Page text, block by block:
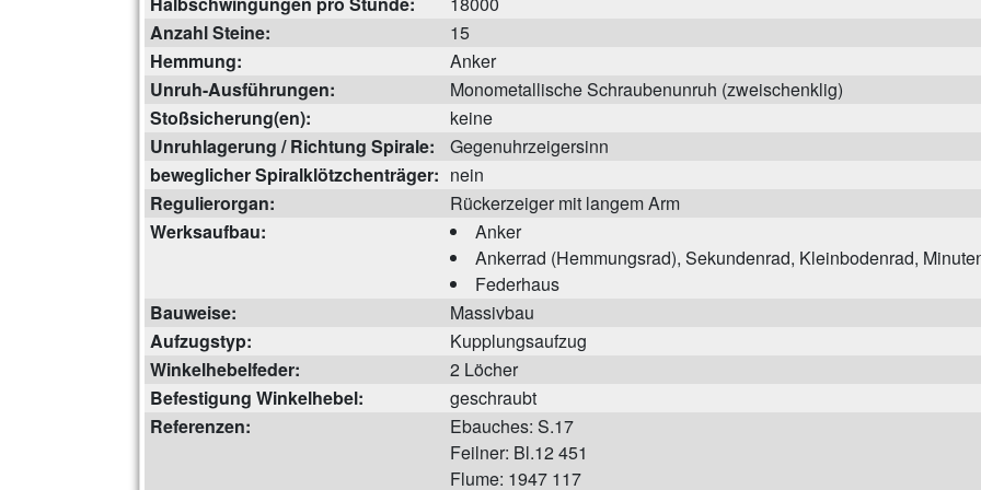
Anzahl Steine:
15
Hemmung:
Anker
Unruh-Ausführungen:
Monometallische Schraubenunruh (zweischenklig)
Stoßsicherung(en):
keine
Unruhlagerung / Richtung Spirale:
Gegenuhrzeigersinn
beweglicher Spiralklötzchenträger: nein
Regulierorgan:
Rückerzeiger mit langem Arm
Werksaufbau:
Anker
Ankerrad (Hemmungsrad), Sekundenrad, Kleinbodenrad,
Federhaus
Bauweise:
Massivbau
Aufzugstyp:
Kupplungsaufzug
Winkelhebelfeder:
2 Löcher
Befestigung Winkelhebel:
geschraubt
Referenzen:
Ebauches: S.17
Feilner: Bl.12 451
Flume: 1947 117